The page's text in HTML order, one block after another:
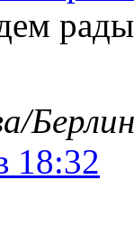
Берлин
18:32